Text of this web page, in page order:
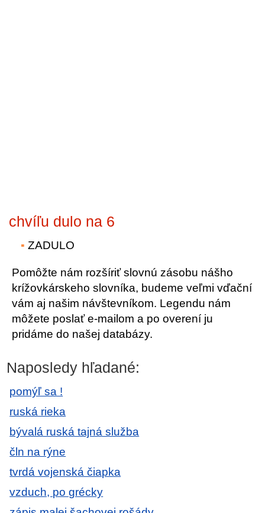
chvíľu dulo na 6
ZADULO
Pomôžte nám rozšíriť slovnú zásobu nášho
krížovkárskeho slovníka, budeme veľmi vďační
vám aj našim návštevníkom. Legendu nám
môžete poslať e-mailom a po overení ju
pridáme do našej databázy.
Naposledy hľadané:
pomýľ sa !
ruská rieka
bývalá ruská tajná služba
čln na rýne
tvrdá vojenská čiapka
vzduch, po grécky